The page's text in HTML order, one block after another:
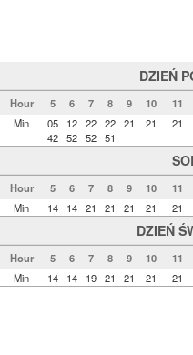
DZIEŃ
Hour 5 6 7 8 9 10
11
Min
05
42
12
52
22
52
22
51
21 21 21
Hour 5 6 7 8 9 10
11
Min
14 14 21 21 21 21 21
DZIEŃ
Hour 5 6 7 8 9 10
11
Min
14 14 19 21 21 21 21